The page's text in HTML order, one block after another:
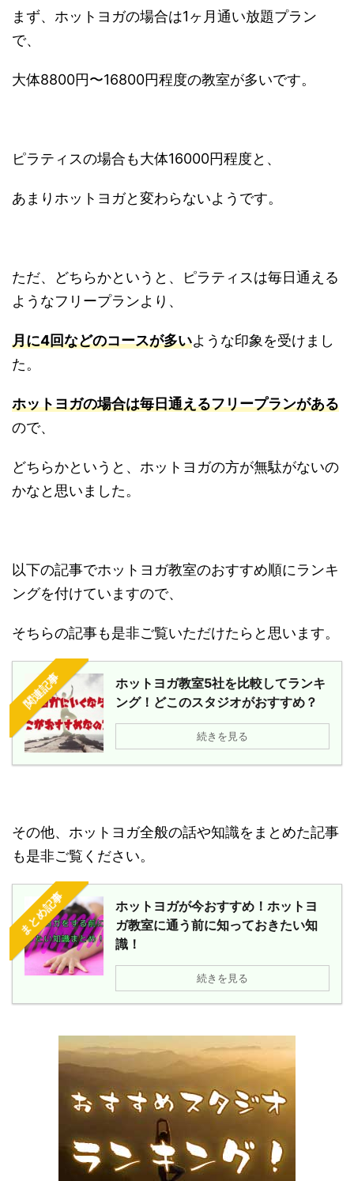
まず、ホットヨガの場合は1ヶ月通い放題プラン
で、
大体8800円〜16800円程度の教室が多いです。
ピラティスの場合も大体16000円程度と、
あまりホットヨガと変わらないようです。
ただ、どちらかというと、ピラティスは毎日通える
ようなフリープランより、
月に4回などのコースが多いような印象を受けまし
た。
ホットヨガの場合は毎日通えるフリープランがある
ので、
どちらかというと、ホットヨガの方が無駄がないの
かなと思いました。
以下の記事でホットヨガ教室のおすすめ順にランキ
ングを付けていますので、
そちらの記事も是非ご覧いただけたらと思います。
関連記事
ホットヨガ教室5社を比較してランキ
ング！どこのスタジオがおすすめ？
続きを見る
その他、ホットヨガ全般の話や知識をまとめた記事
も是非ご覧ください。
まとめ記事
ホットヨガが今おすすめ！ホットヨ
ガ教室に通う前に知っておきたい知
識！
続きを見る